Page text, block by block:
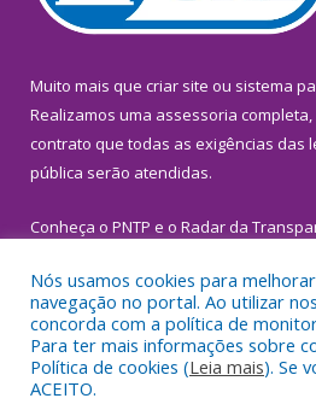
Muito mais que criar site ou sistema
Realizamos uma assessoria
contrato que todas as exigências das
pública serão atendidas.
Conheça o PNTP e o Radar da
Todos os direitos reservados a
Inhangapi.
Nós usamos cookies para
navegação no portal. Ao utilizar
concorda com a política de
Para ter mais informações sobre
Política de cookies (Leia mais). Se
ACEITO.